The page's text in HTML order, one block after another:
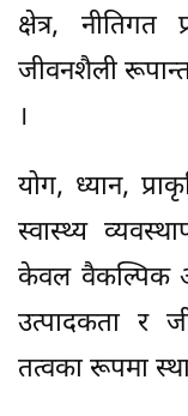
क्षेत्र,
जीवनशैली
।
योग, ध्यान,
स्वास्थ्य
केवल वैकल्पिक
उत्पादकता र
तत्वका रूपमा